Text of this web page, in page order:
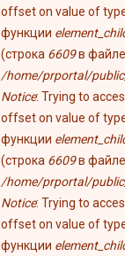
offset on value of
функции
(строка 6609в файле
/home/prportal/
Notice: Trying to
offset on value of
функции
(строка 6609в файле
/home/prportal/
Notice: Trying to
offset on value of
функции